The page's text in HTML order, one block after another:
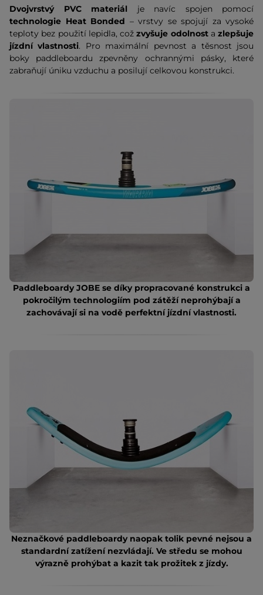
Dvojvrstvý PVC materiál je navíc spojen pomocí
technologie Heat Bonded – vrstvy se spojují za vysoké
teploty bez použití lepidla, cožzvyšuje odolnost a zlepšuje
jízdní vlastnosti. Pro maximální pevnost a těsnost jsou
boky paddleboardu zpevněny ochrannými pásky, které
zabraňují úniku vzduchu a posilují celkovou konstrukci.
Paddleboardy JOBE se díky propracované konstrukci a
pokročilým technologiím pod zátěží neprohýbají a
zachovávají si na vodě perfektní jízdní vlastnosti.
Neznačkové paddleboardy naopak tolik pevné nejsou a
standardní zatížení nezvládají. Ve středu se mohou
výrazně prohýbat a kazit tak prožitek z jízdy.